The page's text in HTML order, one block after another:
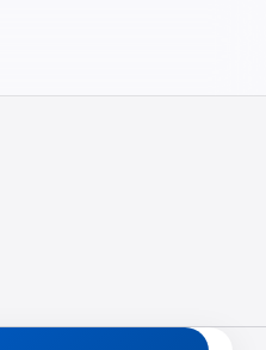
TMS、NIRS、預約）